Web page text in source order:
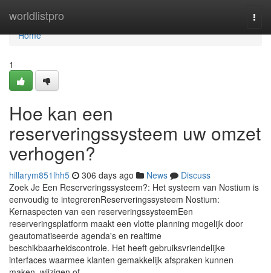
worldlistpro
Home
Home
1
Hoe kan een
reserveringssysteem uw omzet
verhogen?
hillarym851lhh5 306 days ago News
Discuss
Zoek Je Een Reserveringssysteem?: Het systeem van Nostium is
eenvoudig te integrerenReserveringssysteem Nostium:
Kernaspecten van een reserveringssysteemEen
reserveringsplatform maakt een vlotte planning mogelijk door
geautomatiseerde agenda's en realtime
beschikbaarheidscontrole. Het heeft gebruiksvriendelijke
interfaces waarmee klanten gemakkelijk afspraken kunnen